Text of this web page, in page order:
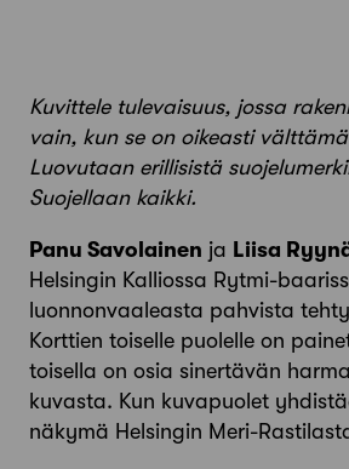
Kuvittele tulevaisuus, jossa
vain, kun se on oikeasti
Luovutaan erillisistä
Suojellaan kaikki.
Panu Savolainen ja Liisa
Helsingin Kalliossa Rytmi-­
luonnonvaaleasta pahvista
Korttien toiselle puolelle on
toisella on osia sinertävän
kuvasta. Kun kuvapuolet
näkymä Helsingin Meri-